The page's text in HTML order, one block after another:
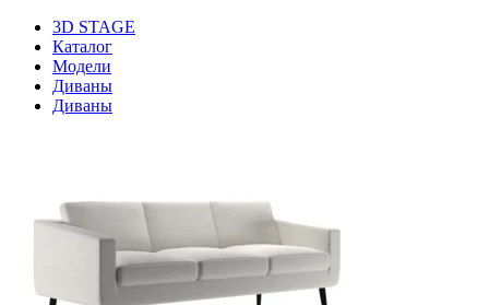
3D STAGE
Каталог
Модели
Диваны
Диваны